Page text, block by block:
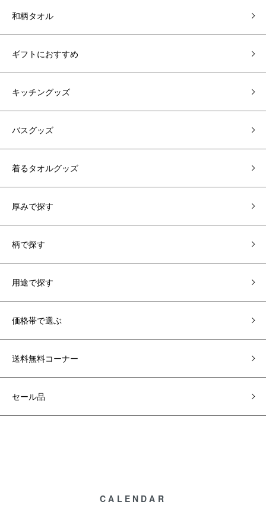
和柄タオル
ギフトにおすすめ
キッチングッズ
バスグッズ
着るタオルグッズ
厚みで探す
柄で探す
用途で探す
価格帯で選ぶ
送料無料コーナー
セール品
CALENDAR